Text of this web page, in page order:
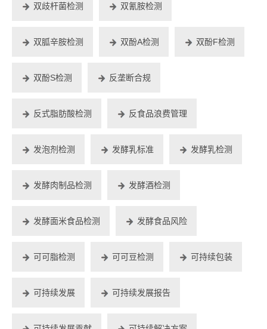
双歧杆菌检测 双氰胺检测
双胍辛胺检测 双酚A检测 双酚F检测
双酚S检测 反垄断合规
反式脂肪酸检测 反食品浪费管理
发泡剂检测 发酵乳标准 发酵乳检测
发酵肉制品检测 发酵酒检测
发酵面米食品检测 发酵食品风险
可可脂检测 可可豆检测 可持续包装
可持续发展 可持续发展报告